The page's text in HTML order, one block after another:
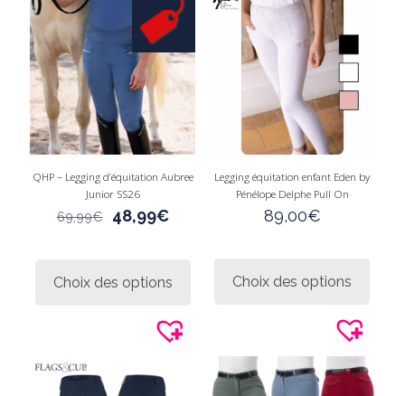
QHP – Legging d’équitation Aubree
Junior SS26
69,99€
Le
69,99€.
48,99€Le
48,99€.
Choix des options
peuvent
Legging équitation enfant Eden by
Pénélope Delphe Pull On
89,00€
Choix des options
être